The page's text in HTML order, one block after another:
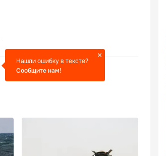
Нашли ошибку в тексте?
Сообщите нам!